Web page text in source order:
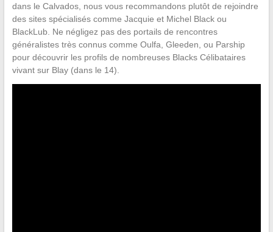
dans le Calvados, nous vous recommandons plutôt de rejoindre
des sites spécialisés comme Jacquie et Michel Black ou
BlackLub. Ne négligez pas des portails de rencontres
généralistes très connus comme Oulfa, Gleeden, ou Parship
pour découvrir les profils de nombreuses Blacks Célibataires
vivant sur Blay (dans le 14).